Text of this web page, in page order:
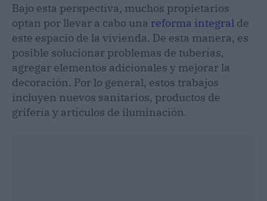
Bajo esta perspectiva, muchos propietarios
optan por llevar a cabo una reforma integral de
este espacio de la vivienda. De esta manera, es
posible solucionar problemas de tuberías,
agregar elementos adicionales y mejorar la
decoración. Por lo general, estos trabajos
incluyen nuevos sanitarios, productos de
grifería y artículos de iluminación.